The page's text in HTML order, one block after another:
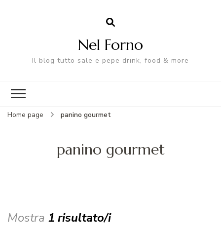
Nel Forno
Il blog tutto sale e pepe drink, food & more
Home page panino gourmet
panino gourmet
Mostra 1 risultato/i